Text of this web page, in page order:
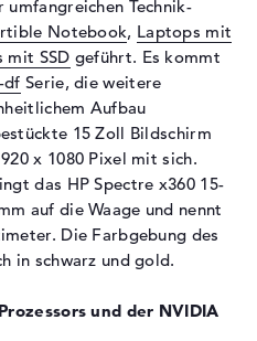
ohne Laufwerk
TFT
x 1080
HD
Touchscreen, glänzend,
Corning Gorilla
NBT
umfangreichen Technik-
Notebook, Laptops mit
mit SSD geführt. Es kommt
df Serie, die weitere
Aufbau
15 Zoll Bildschirm
x 1080 Pixel mit sich.
das HP Spectre x360 15-
auf die Waage und nennt
Die Farbgebung des
in schwarz und gold.
und der NVIDIA